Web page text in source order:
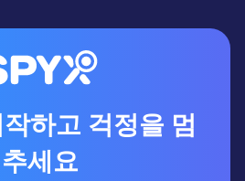
하고 걱정을 멈
추세요